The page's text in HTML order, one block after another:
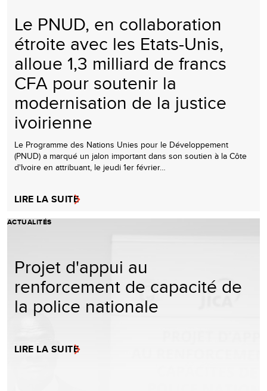
Le PNUD, en collaboration
étroite avec les Etats-Unis,
alloue 1,3 milliard de francs
CFA pour soutenir la
modernisation de la justice
ivoirienne
Le Programme des Nations Unies pour le Développement
(PNUD) a marqué un jalon important dans son soutien à la Côte
d'Ivoire en attribuant, le jeudi 1er février…
LIRE LA SUITE
ACTUALITÉS
Projet d'appui au
renforcement de capacité de
la police nationale
LIRE LA SUITE